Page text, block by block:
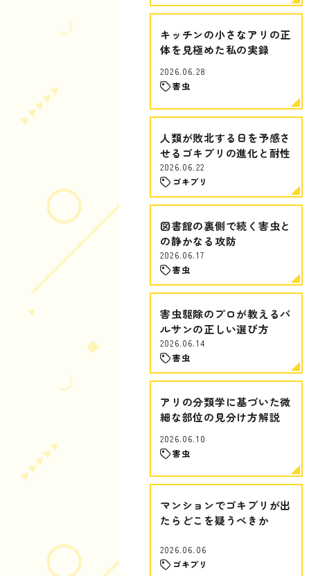
キッチンの小さなアリの正
体を見極めた私の実録
2026.06.28
害虫
人類が敗北する日を予感さ
せるゴキブリの進化と耐性
2026.06.22
ゴキブリ
図書館の裏側で続く害虫と
の静かなる攻防
2026.06.17
害虫
害虫駆除のプロが教えるバ
ルサンの正しい選び方
2026.06.14
害虫
アリの分類学に基づいた微
細な部位の見分け方解説
2026.06.10
害虫
マンションでゴキブリが出
たらどこを疑うべきか
2026.06.06
ゴキブリ